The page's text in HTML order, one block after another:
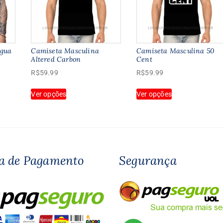
Camiseta Masculina
Altered Carbon
R$59.99
Ver opções
Este
produto
podem
na
página
do
Camiseta Masculina 50
Cent
R$59.99
Ver opções
Este
produto
podem
escolhidas
na
página
de Pagamento Segurança